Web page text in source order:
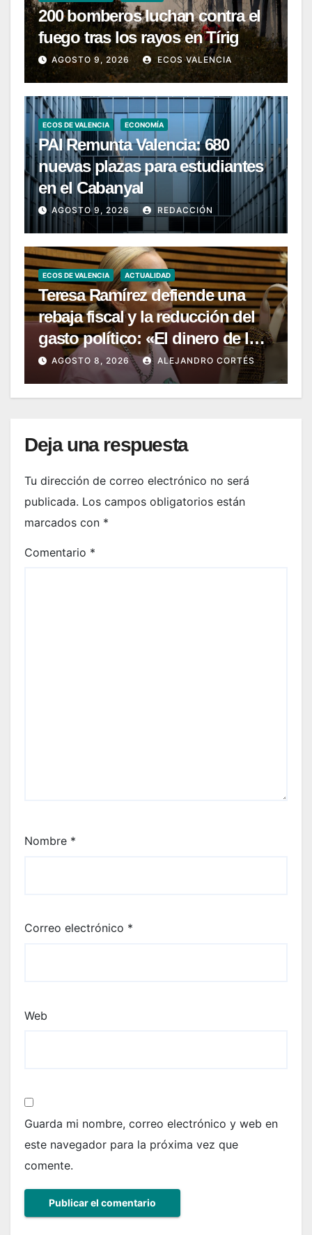
200 bomberos luchan contra el
fuego tras los rayos en Tírig
AGOSTO 9, 2026 ECOS VALENCIA
ECOS DE VALENCIA ECONOMÍA
PAI Remunta Valencia: 680
nuevas plazas para estudiantes
en el Cabanyal
AGOSTO 9, 2026 REDACCIÓN
ECOS DE VALENCIA ACTUALIDAD
Teresa Ramírez defiende una
rebaja fiscal y la reducción del
gasto político: «El dinero de los
valencianos es de los
valencianos»
AGOSTO 8, 2026 ALEJANDRO CORTÉS
Deja una respuesta
Tu dirección de correo electrónico no será
publicada. Los campos obligatorios están
marcados con *
Comentario *
Nombre *
Correo electrónico *
Web
Guarda mi nombre, correo electrónico y web en
este navegador para la próxima vez que
comente.